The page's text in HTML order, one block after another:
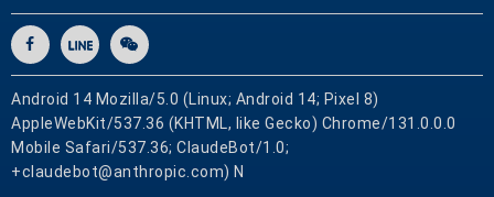
Android 14 Mozilla/5.0 (Linux; Android 14; Pixel 8)
AppleWebKit/537.36 (KHTML, like Gecko) Chrome/131.0.0.0
Mobile Safari/537.36; ClaudeBot/1.0;
+claudebot@anthropic.com) N